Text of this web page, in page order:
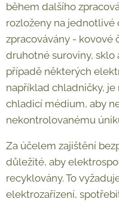
během dalšího
rozloženy na jednotlivé
zpracovávány - kovové
druhotné suroviny, sklo
případě některých
například chladničky,
chladicí médium, aby
nekontrolovanému
Za účelem zajištění
důležité, aby
recyklovány. To
elektrozařízení,